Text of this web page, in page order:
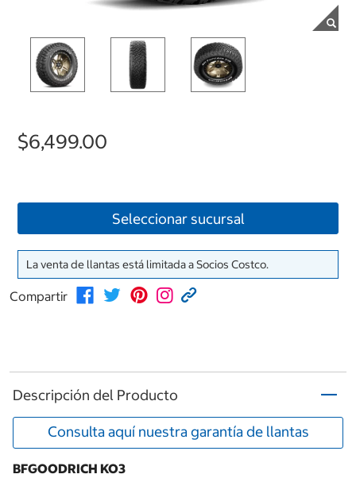
$6,499.00
Seleccionar sucursal
La venta de llantas está limitada a Socios Costco.
Compartir
Descripción del Producto
Consulta aquí nuestra garantía de llantas
BFGOODRICH KO3